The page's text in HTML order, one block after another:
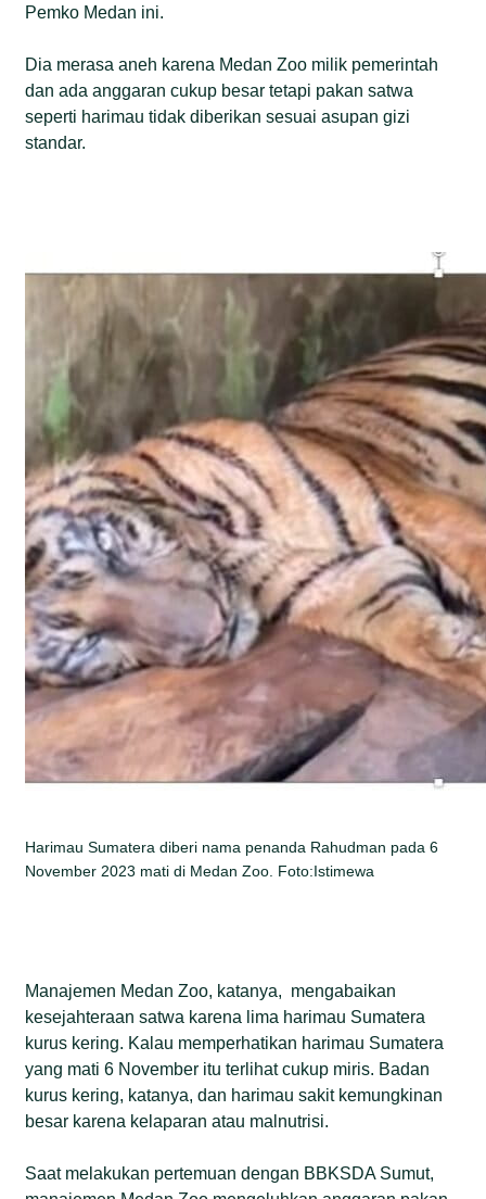
Pemko Medan ini.
Dia merasa aneh karena Medan Zoo milik pemerintah
dan ada anggaran cukup besar tetapi pakan satwa
seperti harimau tidak diberikan sesuai asupan gizi
standar.
Harimau Sumatera diberi nama penanda Rahudman pada 6
November 2023 mati di Medan Zoo. Foto:Istimewa
Manajemen Medan Zoo, katanya, mengabaikan
kesejahteraan satwa karena lima harimau Sumatera
kurus kering. Kalau memperhatikan harimau Sumatera
yang mati 6 November itu terlihat cukup miris. Badan
kurus kering, katanya, dan harimau sakit kemungkinan
besar karena kelaparan atau malnutrisi.
Saat melakukan pertemuan dengan BBKSDA Sumut,